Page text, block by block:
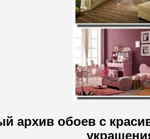
архив обоев с